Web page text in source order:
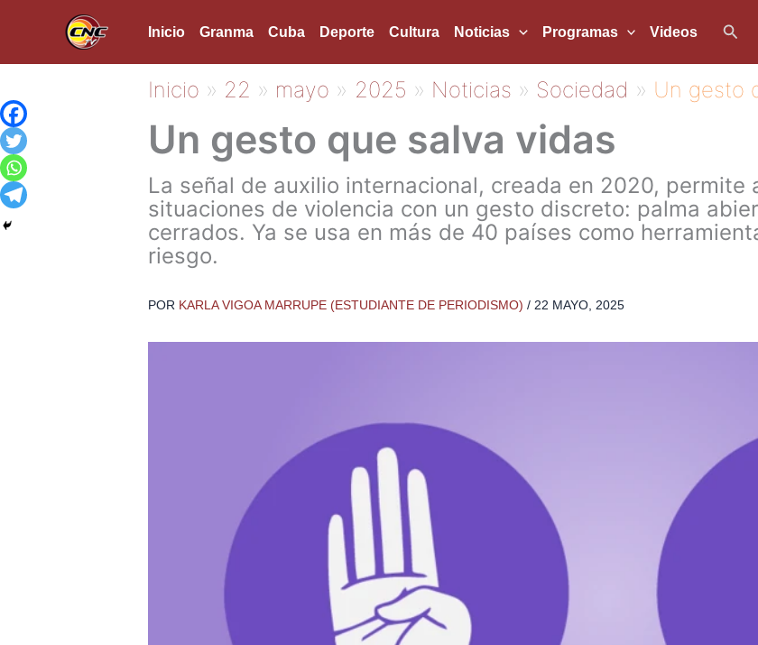
Inicio Granma Cuba Deporte Cultura Noticias Programas Videos
Inicio 22 mayo 2025 Noticias Sociedad Un gesto
Un gesto que salva vidas
La señal de auxilio internacional, creada en 2020, permite
situaciones de violencia con un gesto discreto: palma
cerrados. Ya se usa en más de 40 países como
riesgo.
POR KARLA VIGOA MARRUPE (ESTUDIANTE DE PERIODISMO) / 22 MAYO, 2025